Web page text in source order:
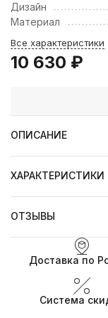
Дизайн
Материал
Все характеристики
10 630 ₽
ОПИСАНИЕ
ХАРАКТЕРИСТИКИ
ОТЗЫВЫ
Доставка по
Система